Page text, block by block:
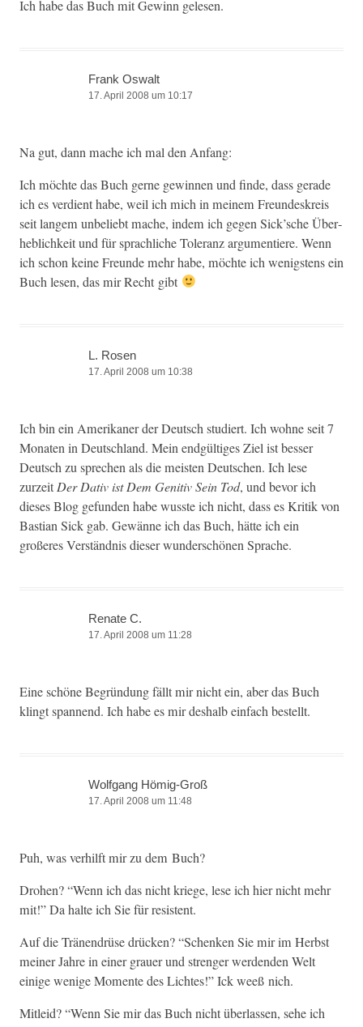
Ich habe das Buch mit Gewinn gelesen.
Frank Oswalt
17. April 2008 um 10:17
Na gut, dann mache ich mal den Anfang:
Ich möchte das Buch gerne gewin­nen und finde, dass ger­ade
ich es ver­di­ent habe, weil ich mich in meinem Fre­un­deskreis
seit langem unbe­liebt mache, indem ich gegen Sick’sche Über­
he­blichkeit und für sprach­liche Tol­er­anz argu­men­tiere. Wenn
ich schon keine Fre­unde mehr habe, möchte ich wenig­stens ein
Buch lesen, das mir Recht gibt
L. Rosen
17. April 2008 um 10:38
Ich bin ein Amerikan­er der Deutsch studiert. Ich wohne seit 7
Monat­en in Deutsch­land. Mein endgültiges Ziel ist bess­er
Deutsch zu sprechen als die meis­ten Deutschen. Ich lese
zurzeitDer Dativ ist Dem Gen­i­tiv Sein Tod, und bevor ich
dieses Blog gefun­den habe wusste ich nicht, dass es Kri­tik von
Bas­t­ian Sick gab. Gewänne ich das Buch, hätte ich ein
großeres Ver­ständ­nis dieser wun­der­schö­nen Sprache.
Renate C.
17. April 2008 um 11:28
Eine schöne Begrün­dung fällt mir nicht ein, aber das Buch
klingt span­nend. Ich habe es mir deshalb ein­fach bestellt.
Wolfgang Hömig-Groß
17. April 2008 um 11:48
Puh, was ver­hil­ft mir zu dem Buch?
Dro­hen? “Wenn ich das nicht kriege, lese ich hier nicht mehr
mit!” Da halte ich Sie für resistent.
Auf die Trä­nen­drüse drück­en? “Schenken Sie mir im Herb­st
mein­er Jahre in ein­er grauer und strenger wer­den­den Welt
einige wenige Momente des Licht­es!” Ick weeß nich.
Mitleid? “Wenn Sie mir das Buch nicht über­lassen, sehe ich